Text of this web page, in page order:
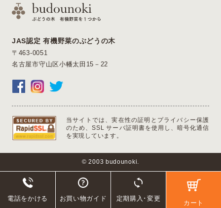
JAS認定 有機野菜のぶどうの木
〒463-0051
名古屋市守山区小幡太田15－22
当サイトでは、実在性の証明とプライバシー保護
のため、SSL サーバ証明書を使用し、暗号化通信
を実現しています。
© 2003 budounoki.
電話をかける お買い物ガイド 定期購入･変更
カート